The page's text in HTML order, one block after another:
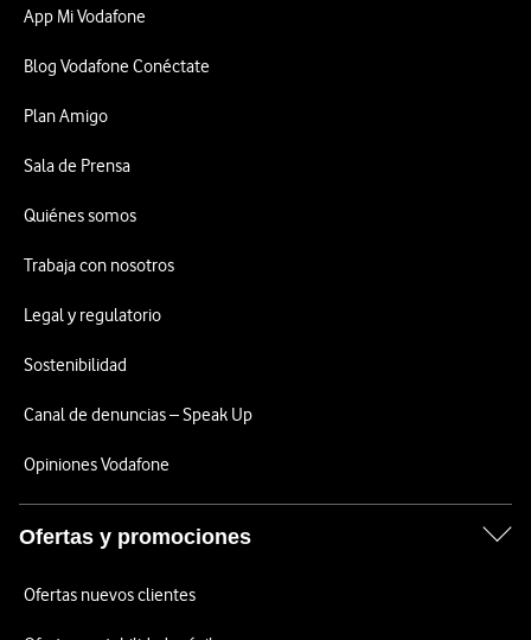
App Mi Vodafone
Blog Vodafone Conéctate
Plan Amigo
Sala de Prensa
Quiénes somos
Trabaja con nosotros
Legal y regulatorio
Sostenibilidad
Canal de denuncias – Speak Up
Opiniones Vodafone
Ofertas y promociones
Ofertas nuevos clientes